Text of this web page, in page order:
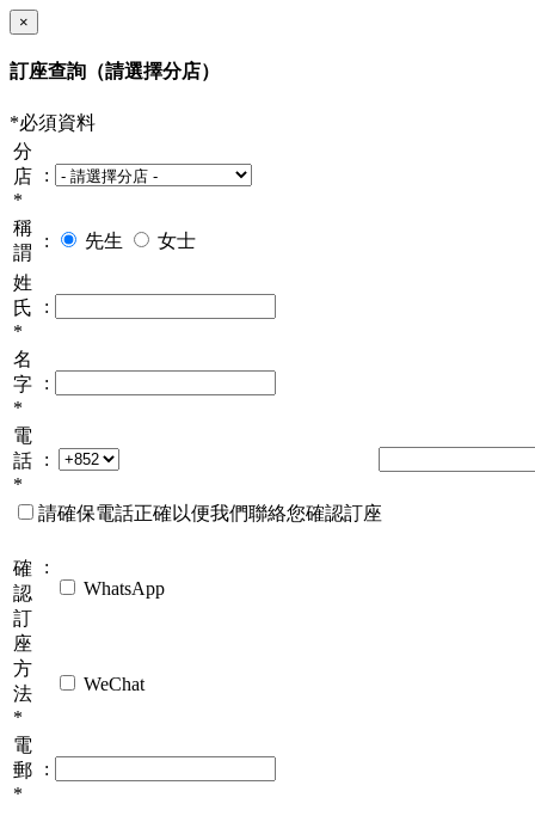
×
訂座查詢 （請選擇分店）
*必須資料
分
店
*
:
稱
謂
: 先生 女士
姓
氏
*
:
名
字
*
:
電
話
*
:
請確保電話正確以便我們聯絡您確認訂座
確
認
訂
座
方
法
*
:
WhatsApp
WeChat
電
郵
*
: